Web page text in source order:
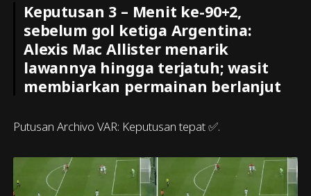
Keputusan 3 – Menit ke-90+2,
sebelum gol ketiga Argentina:
Alexis Mac Allister menarik
lawannya hingga terjatuh; wasit
membiarkan permainan berlanjut
Putusan Archivo VAR: Keputusan tepat ✅.